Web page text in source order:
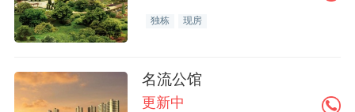
独栋 现房
名流公馆
更新中